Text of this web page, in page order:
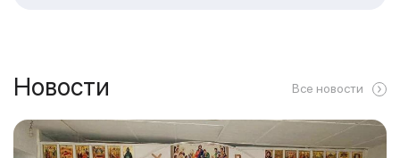
Новости Все новости